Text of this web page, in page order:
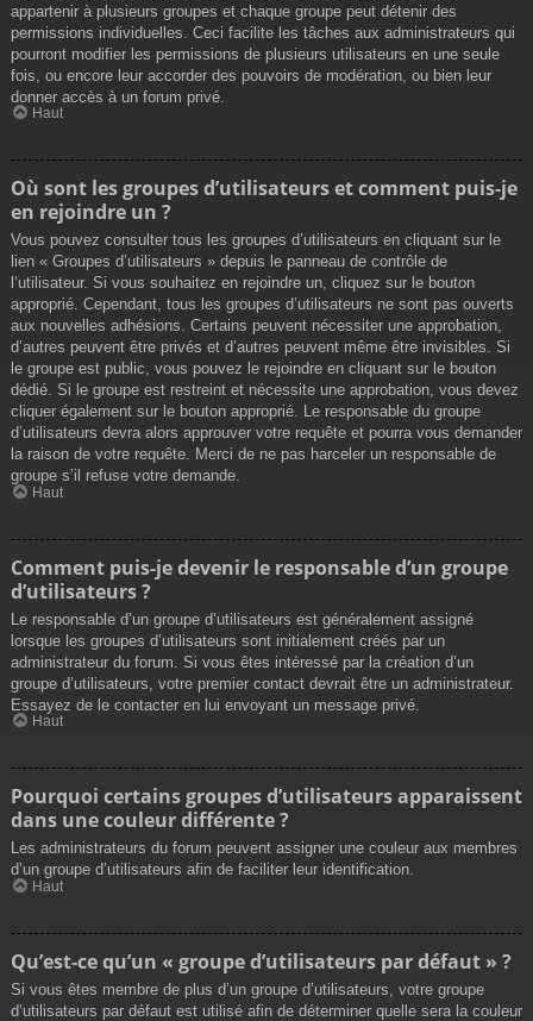
appartenir à plusieurs groupes et chaque groupe peut détenir des
permissions individuelles. Ceci facilite les tâches aux administrateurs qui
pourront modifier les permissions de plusieurs utilisateurs en une seule
fois, ou encore leur accorder des pouvoirs de modération, ou bien leur
donner accès à un forum privé.
Haut
Où sont les groupes d’utilisateurs et comment puis-je
en rejoindre un ?
Vous pouvez consulter tous les groupes d’utilisateurs en cliquant sur le
lien « Groupes d’utilisateurs » depuis le panneau de contrôle de
l’utilisateur. Si vous souhaitez en rejoindre un, cliquez sur le bouton
approprié. Cependant, tous les groupes d’utilisateurs ne sont pas ouverts
aux nouvelles adhésions. Certains peuvent nécessiter une approbation,
d’autres peuvent être privés et d’autres peuvent même être invisibles. Si
le groupe est public, vous pouvez le rejoindre en cliquant sur le bouton
dédié. Si le groupe est restreint et nécessite une approbation, vous devez
cliquer également sur le bouton approprié. Le responsable du groupe
d’utilisateurs devra alors approuver votre requête et pourra vous demander
la raison de votre requête. Merci de ne pas harceler un responsable de
groupe s’il refuse votre demande.
Haut
Comment puis-je devenir le responsable d’un groupe
d’utilisateurs ?
Le responsable d’un groupe d’utilisateurs est généralement assigné
lorsque les groupes d’utilisateurs sont initialement créés par un
administrateur du forum. Si vous êtes intéressé par la création d’un
groupe d’utilisateurs, votre premier contact devrait être un administrateur.
Essayez de le contacter en lui envoyant un message privé.
Haut
Pourquoi certains groupes d’utilisateurs apparaissent
dans une couleur différente ?
Les administrateurs du forum peuvent assigner une couleur aux membres
d’un groupe d’utilisateurs afin de faciliter leur identification.
Haut
Qu’est-ce qu’un « groupe d’utilisateurs par défaut » ?
Si vous êtes membre de plus d’un groupe d’utilisateurs, votre groupe
d’utilisateurs par défaut est utilisé afin de déterminer quelle sera la couleur